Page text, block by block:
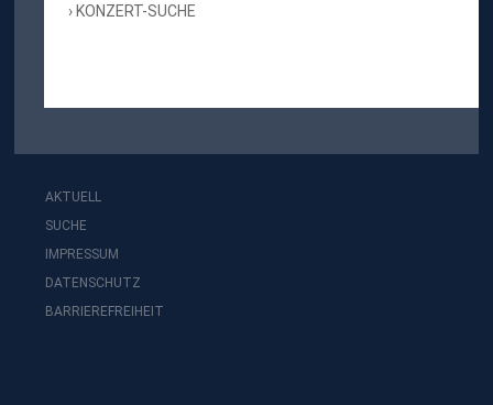
KONZERT-SUCHE
AKTUELL
SUCHE
IMPRESSUM
DATENSCHUTZ
BARRIEREFREIHEIT